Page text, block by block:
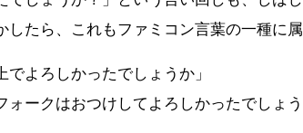
したら、これもファミコン言葉の一種に
でよろしかったでしょうか」
ォークはおつけしてよろしかったでしょう